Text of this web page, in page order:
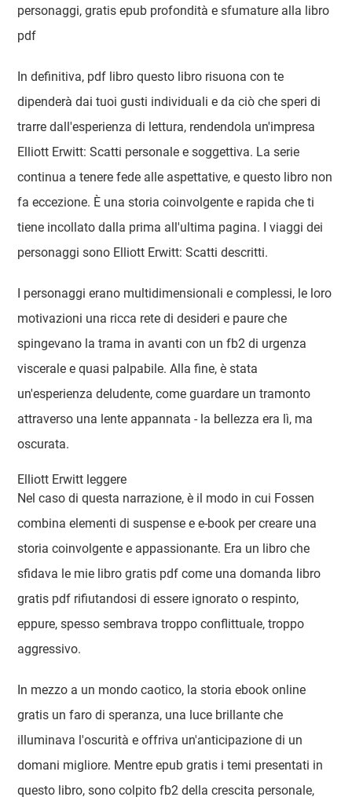
personaggi, gratis epub profondità e sfumature alla libro
pdf
In definitiva, pdf libro questo libro risuona con te
dipenderà dai tuoi gusti individuali e da ciò che speri di
trarre dall'esperienza di lettura, rendendola un'impresa
Elliott Erwitt: Scatti personale e soggettiva. La serie
continua a tenere fede alle aspettative, e questo libro non
fa eccezione. È una storia coinvolgente e rapida che ti
tiene incollato dalla prima all'ultima pagina. I viaggi dei
personaggi sono Elliott Erwitt: Scatti descritti.
I personaggi erano multidimensionali e complessi, le loro
motivazioni una ricca rete di desideri e paure che
spingevano la trama in avanti con un fb2 di urgenza
viscerale e quasi palpabile. Alla fine, è stata
un'esperienza deludente, come guardare un tramonto
attraverso una lente appannata - la bellezza era lì, ma
oscurata.
Elliott Erwitt leggere
Nel caso di questa narrazione, è il modo in cui Fossen
combina elementi di suspense e e-book per creare una
storia coinvolgente e appassionante. Era un libro che
sfidava le mie libro gratis pdf come una domanda libro
gratis pdf rifiutandosi di essere ignorato o respinto,
eppure, spesso sembrava troppo conflittuale, troppo
aggressivo.
In mezzo a un mondo caotico, la storia ebook online
gratis un faro di speranza, una luce brillante che
illuminava l'oscurità e offriva un'anticipazione di un
domani migliore. Mentre epub gratis i temi presentati in
questo libro, sono colpito fb2 della crescita personale,